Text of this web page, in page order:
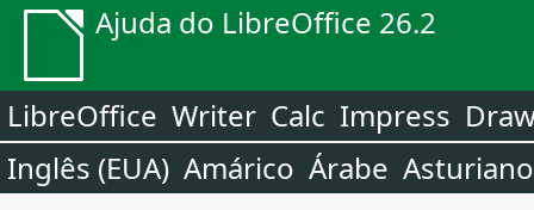
Ajuda do LibreOffice 26.2
LibreOffice Writer Calc Impress
Inglês (EUA) Amárico Árabe Asturiano